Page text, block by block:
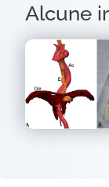
Alcune